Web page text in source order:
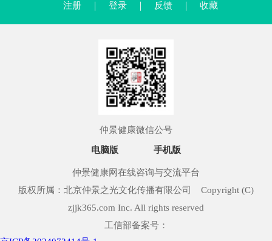
注册 登录 反馈 收藏
仲景健康微信公号
电脑版 手机版
仲景健康网在线咨询与交流平台
版权所属：北京仲景之光文化传播有限公司 Copyright (C)
zjjk365.com Inc. All rights reserved
工信部备案号：